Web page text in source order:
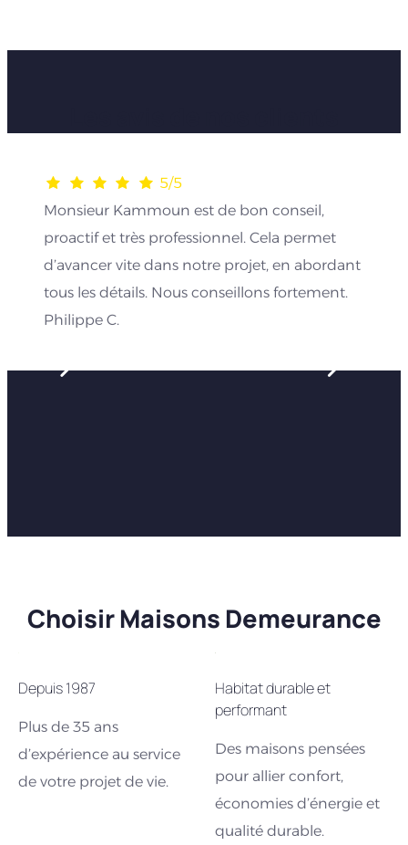
5/5
Monsieur Kammoun est de bon conseil,
proactif et très professionnel. Cela permet
d’avancer vite dans notre projet, en abordant
tous les détails. Nous conseillons fortement.
Philippe C.
Choisir Maisons Demeurance
Depuis 1987
Plus de 35 ans
d’expérience au service
de votre projet de vie.
Habitat durable et
performant
Des maisons pensées
pour allier confort,
économies d’énergie et
qualité durable.